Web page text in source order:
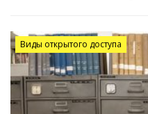
Виды открытого доступа